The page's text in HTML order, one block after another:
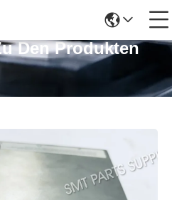
Den Produkten